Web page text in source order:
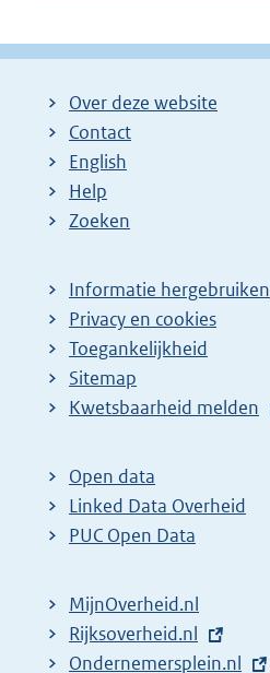
Over deze website
Contact
English
Help
Zoeken
Informatie hergebruiken
Privacy en cookies
Toegankelijkheid
Sitemap
E
t
e
r
l
i
Kwetsbaarheid melden
Open data
Linked Data Overheid
PUC Open Data
MijnOverheid.nl
E
x
Rijksoverheid.nl
E
Ondernemersplein.nl